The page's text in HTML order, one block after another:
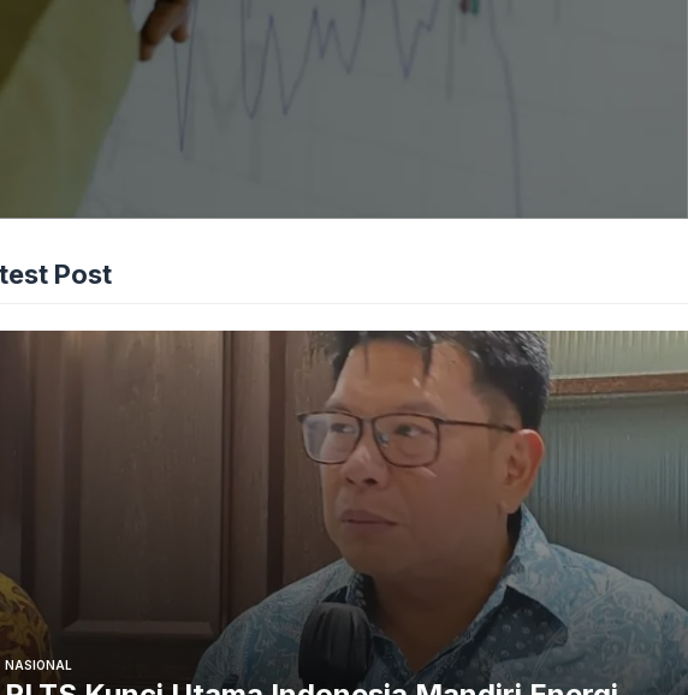
Ruta, tidak hanya berdampak pada pertumbuhan ekonomi semata,
per kapita. Pemkot Tangerang menargetkan pendapatan per kapita
meningkat dari Rp114,46 juta di tahun sebelumnya. Kenaikan ini
masyarakat secara nyata.
Post
NASIONAL